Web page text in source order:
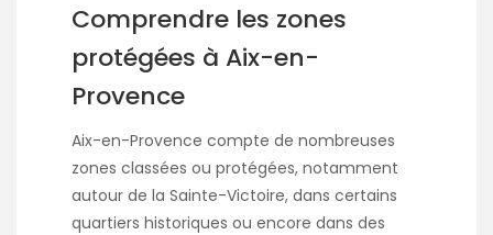
Comprendre les zones
protégées à Aix-en-
Provence
Aix-en-Provence compte de nombreuses
zones classées ou protégées, notamment
autour de la Sainte-Victoire, dans certains
quartiers historiques ou encore dans des